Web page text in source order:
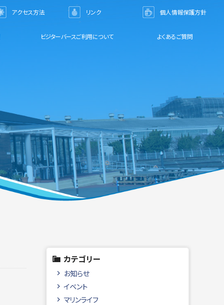
アクセス方法 リンク
個人情報保護方針
ビジターバースご利用について よくあるご質問
カテゴリー
お知らせ
イベント
マリンライフ